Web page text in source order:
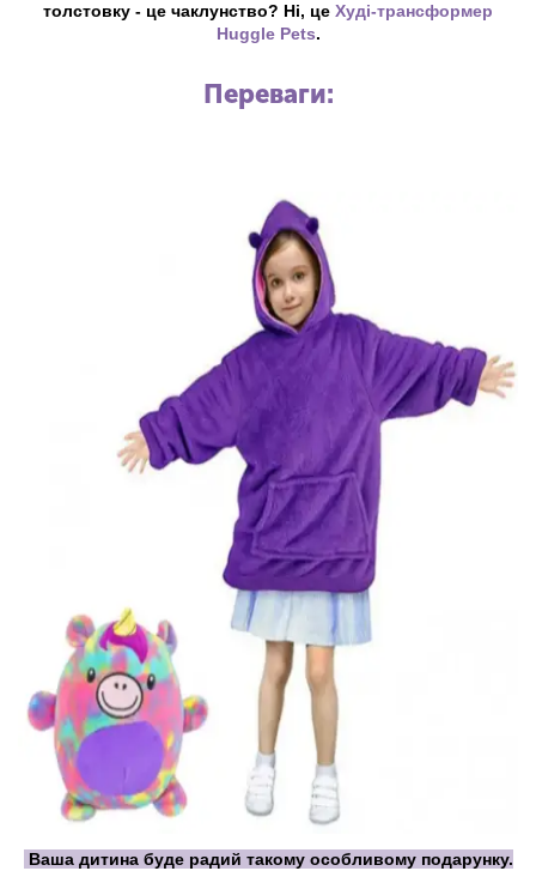
толстовку - це чаклунство? Ні, це Худі-трансформер
Huggle Pets.
Переваги:
Ваша дитина буде радий такому особливому подарунку.